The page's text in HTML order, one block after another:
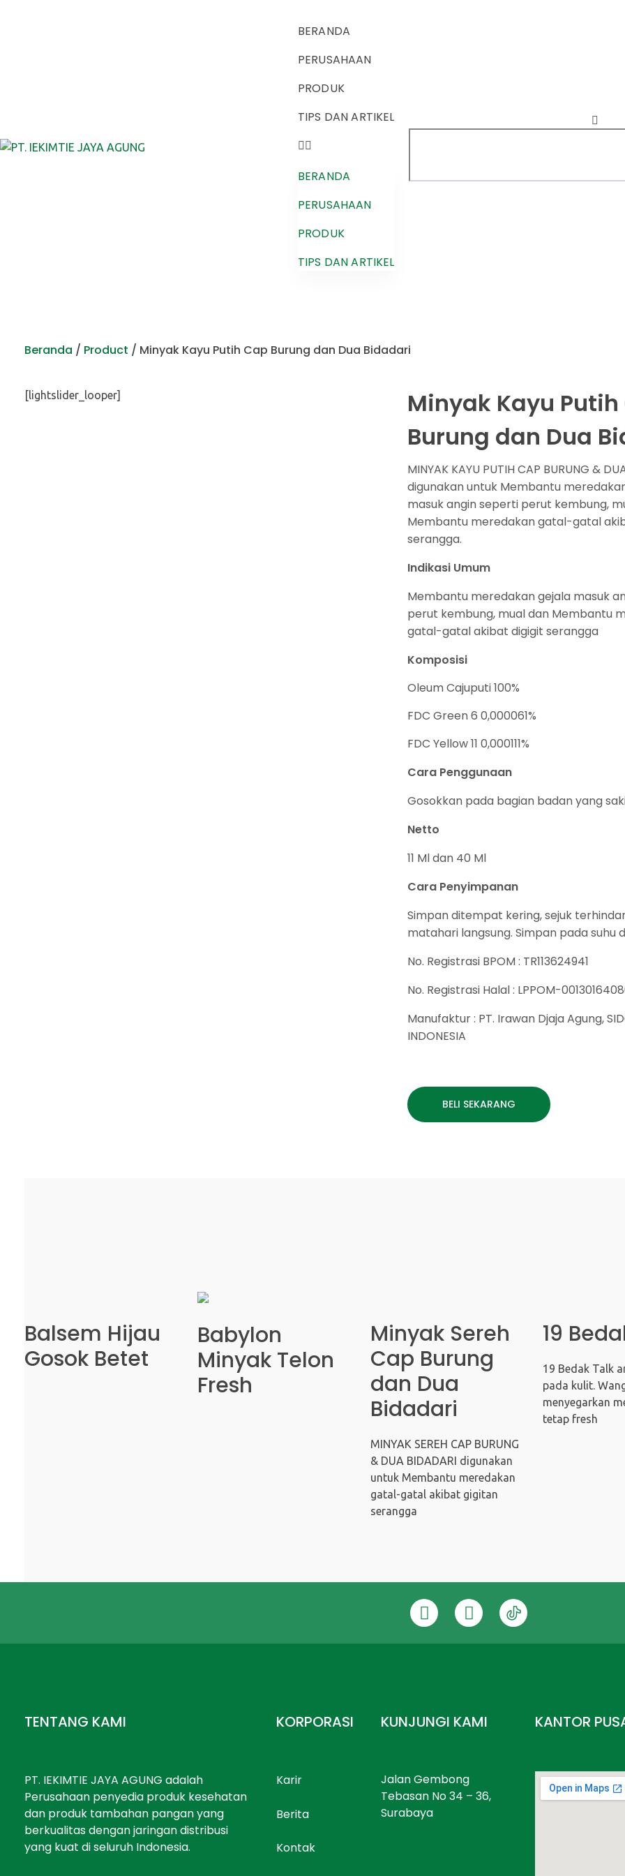
BERANDA
PERUSAHAAN
PRODUK
TIPS DAN ARTIKEL
BERANDA
PERUSAHAAN
PRODUK
TIPS DAN ARTIKEL
Beranda / Product / Minyak Kayu Putih Cap Burung dan Dua Bidadari
[lightslider_looper]
Minyak Kayu Putih
Burung dan Dua
MINYAK KAYU PUTIH CAP BURUNG &
digunakan untuk Membantu
masuk angin seperti perut kembung,
Membantu meredakan gatal-gatal
serangga.
Indikasi Umum
Membantu meredakan gejala masuk
perut kembung, mual dan Membantu
gatal-gatal akibat digigit serangga
Komposisi
Oleum Cajuputi 100%
FDC Green 6 0,000061%
FDC Yellow 11 0,000111%
Cara Penggunaan
Gosokkan pada bagian badan yang
Netto
11 Ml dan 40 Ml
Cara Penyimpanan
Simpan ditempat kering, sejuk
matahari langsung. Simpan pada suhu
No. Registrasi BPOM : TR113624941
No. Registrasi Halal : LPPOM-
Manufaktur : PT. Irawan Djaja Agung,
INDONESIA
BELI SEKARANG
Balsem Hijau
Gosok Betet
Babylon
Minyak Telon
Fresh
Minyak Sereh
Cap Burung
dan Dua
Bidadari
MINYAK SEREH CAP BURUNG
& DUA BIDADARI digunakan
untuk Membantu meredakan
gatal-gatal akibat gigitan
serangga
19
19 Bedak Talk
pada kulit.
menyegarkan
tetap fresh
TENTANG KAMI
PT. IEKIMTIE JAYA AGUNG adalah
Perusahaan penyedia produk kesehatan
dan produk tambahan pangan yang
berkualitas dengan jaringan distribusi
yang kuat di seluruh Indonesia.
KORPORASI
Karir
Berita
Kontak
KUNJUNGI KAMI
Jalan Gembong
Tebasan No 34 – 36,
Surabaya
KANTOR